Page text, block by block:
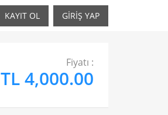
KAYIT OL GİRİŞ YAP
Fiyatı :
TL 4,000.00